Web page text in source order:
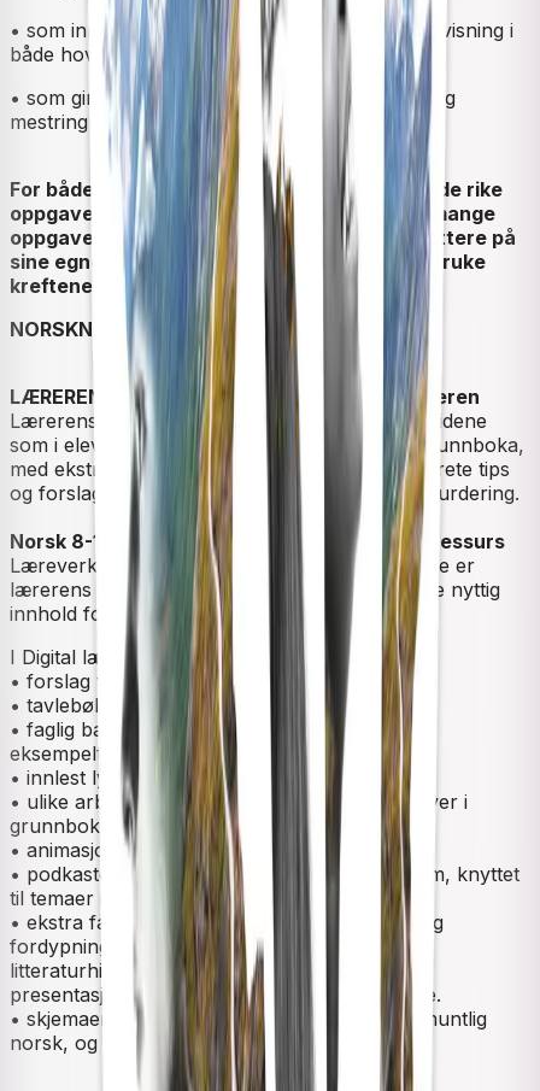
• som inneholder tekster og oppgaver til undervisning i
både hovedmål og sidemål?
• som gir
alle elever forutsetninger for læring og
mestring i norskfaget?
For både uerfarne og travle norsklærere må de rike
oppgavesettene være en befrielse: Med så mange
oppgaver av høy kvalitet kan lærere ta litt lettere på
sine egne forberedelser til timen – og heller bruke
kreftene på tilstedeværelse og etterarbeid.
NORSKNYTT ½ 2021
LÆRERENS BOK - en helt ny type bok for læreren
Lærerens eneste bok, med samme visning av sidene
som i elevboka. Det er en utvidet versjon av grunnboka,
med ekstra marg med nyttig informasjon, konkrete tips
og forslag til undervisningen, og veiledning til vurdering.
Norsk 8-10 fra Cappelen Damm Digital lærerressurs
Læreverket har en rik digital lærerressurs. Dette er
lærerens egen digitale ressursbank, med masse nyttig
innhold for både lærere og elever.
I Digital lærerressurs finner du:
• forslag til årsplaner.
• tavlebøker av grunnbøkene.
• faglig bakgrunnsstoff om veiledet lesing,
eksempeltekster, vurdering og mye annet.
• innlest lyd til tekstene.
• ulike arbeidsark til elevene, knyttet til oppgaver i
grunnboka.
• animasjonsfilmer om ulike skrivesjangre.
• podkaster med Elevrådet fra Cappelen Damm, knyttet
til temaer i grunnboka.
• ekstra fagstoff til elevene for utdypning av og
fordypning i ulike temaer, som for eksempel
litteraturhistoriske perioder, muntlige
presentasjonsformer og skriving i ulike sjangre.
• skjemaer til vurderingsarbeidet i skriftlig og muntlig
norsk, og til ulike former for egenvurdering.